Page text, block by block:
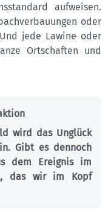
aufweisen.
oder
jede Lawine oder
Ortschaften und
wird das Unglück
Gibt es dennoch
dem Ereignis im
das wir im Kopf